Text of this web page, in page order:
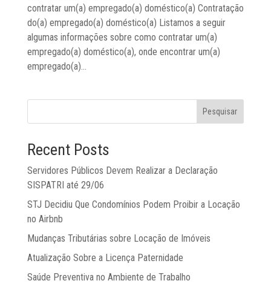
contratar um(a) empregado(a) doméstico(a) Contratação
do(a) empregado(a) doméstico(a) Listamos a seguir
algumas informações sobre como contratar um(a)
empregado(a) doméstico(a), onde encontrar um(a)
empregado(a)...
Pesquisar
Recent Posts
Servidores Públicos Devem Realizar a Declaração
SISPATRI até 29/06
STJ Decidiu Que Condomínios Podem Proibir a Locação
no Airbnb
Mudanças Tributárias sobre Locação de Imóveis
Atualização Sobre a Licença Paternidade
Saúde Preventiva no Ambiente de Trabalho